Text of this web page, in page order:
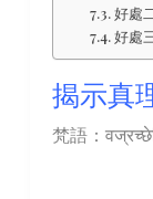
好處
好處
揭示真
梵語：